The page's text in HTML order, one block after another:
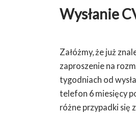
Wysłanie
Załóżmy, że już
zaproszenie na
tygodniach od
telefon 6 miesięcy
różne przypadki się